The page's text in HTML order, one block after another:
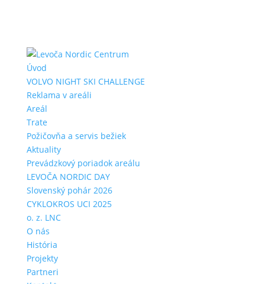
Úvod
VOLVO NIGHT SKI CHALLENGE
Reklama v areáli
Areál
Trate
Požičovňa a servis bežiek
Aktuality
Prevádzkový poriadok areálu
LEVOČA NORDIC DAY
Slovenský pohár 2026
CYKLOKROS UCI 2025
o. z. LNC
O nás
História
Projekty
Partneri